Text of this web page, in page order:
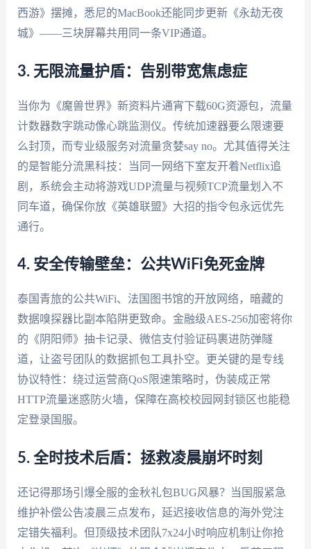
西游》摆摊，悉尼的MacBook还能同步更新《永劫无夜
城》——三块屏幕共用同一条VIP通道。
3. 无限流量护盾：告别带宽焦虑症
当你为《魔兽世界》新资料片通宵下载60G资源包，流量
计数器数字跳动像心跳监测仪。传统加速器要么限速要
么封顶，而专业级服务对流量贪婪say no。尤其值得关注
的是智能分流黑科技：当同一网络下室友开着Netflix追
剧，系统会主动将游戏UDP流量与视频TCP流量划入不
同车道，确保你放《英雄联盟》大招的指令包永远优先
通行。
4. 安全传输壁垒：公共WiFi免死金牌
泰国青旅的公共WiFi、法国图书馆的开放网络，暗藏的
数据嗅探器比副本陷阱更致命。金融级AES-256加密将你
的《阴阳师》抽卡记录、微信支付验证码裹进防弹隧
道，让盗号团队的数据抓包工具扑空。更关键的是专线
协议特性：绕过运营商QoS限速策略时，伪装成正常
HTTP流量迷惑防火墙，保障在高校校园网封锁区也能稳
定登录国服。
5. 全时技术后盾：拯救凌晨崩坏时刻
还记得那场引爆全服的金秋礼包BUG风暴？当国服紧急
维护补偿公告凌晨三点发布，延迟接收信息的海外党注
定错失福利。但顶级技术团队7x24小时响应机制让你抢